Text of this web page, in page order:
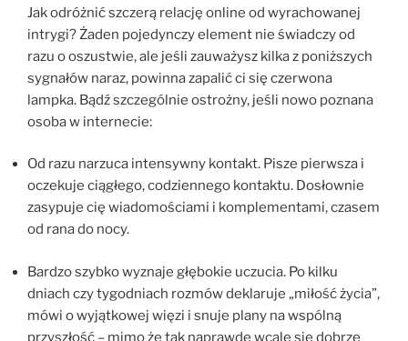
Jak odróżnić szczerą relację online od wyrachowanej
intrygi? Żaden pojedynczy element nie świadczy od
razu o oszustwie, ale jeśli zauważysz kilka z poniższych
sygnałów naraz, powinna zapalić ci się czerwona
lampka. Bądź szczególnie ostrożny, jeśli nowo poznana
osoba w internecie:
Od razu narzuca intensywny kontakt. Pisze pierwsza i
oczekuje ciągłego, codziennego kontaktu. Dosłownie
zasypuje cię wiadomościami i komplementami, czasem
od rana do nocy.
Bardzo szybko wyznaje głębokie uczucia. Po kilku
dniach czy tygodniach rozmów deklaruje „miłość życia”,
mówi o wyjątkowej więzi i snuje plany na wspólną
przyszłość – mimo że tak naprawdę wcale się dobrze